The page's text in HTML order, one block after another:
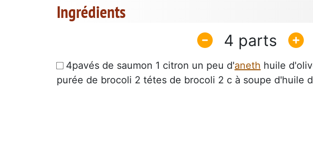
Ingrédients
4
4pavés de saumon 1 citron un peu d'aneth huile
purée de brocoli 2 tétes de brocoli 2 c à soupe d'huile